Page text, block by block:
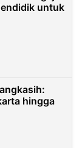
untuk
hingga